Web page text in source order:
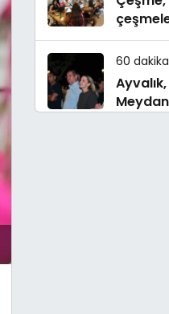
60